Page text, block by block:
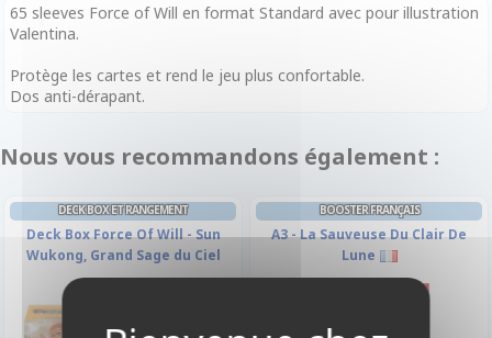
65 sleeves Force of Will en format Standard avec pour illustration
Valentina.
Protège les cartes et rend le jeu plus confortable.
Dos anti-dérapant.
Nous vous recommandons également :
DECK BOX ET RANGEMENT
Deck Box Force Of Will - Sun
Wukong, Grand Sage du Ciel
BOOSTER FRANÇAIS
A3 - La Sauveuse Du Clair De
Lune